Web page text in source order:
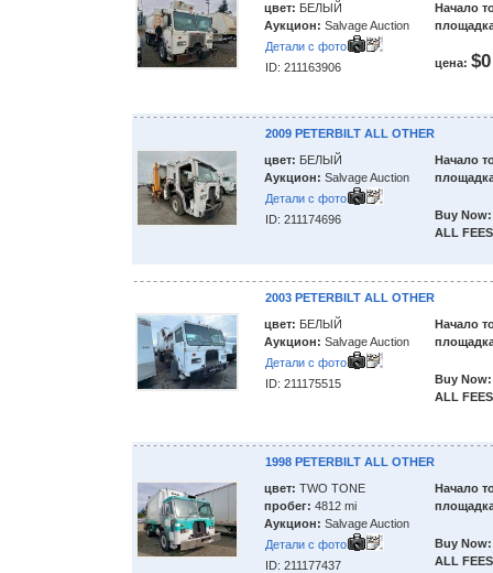
цвет: БЕЛЫЙ
Аукцион: Salvage Auction
Детали с фото
ID: 211163906
Начало
цена: $0
2009 PETERBILT ALL OTHER
цвет: БЕЛЫЙ
Аукцион: Salvage Auction
Детали с фото
ID: 211174696
Начало
Buy Now:
ALL
2003 PETERBILT ALL OTHER
цвет: БЕЛЫЙ
Аукцион: Salvage Auction
Детали с фото
ID: 211175515
Начало
Buy Now:
ALL
1998 PETERBILT ALL OTHER
цвет: TWO TONE
пробег: 4812 mi
Аукцион: Salvage Auction
Детали с фото
ID: 211177437
Начало
Buy Now:
ALL